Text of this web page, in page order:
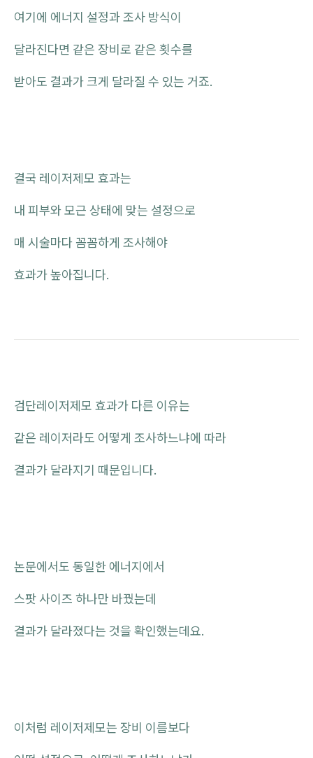
여기에 에너지 설정과 조사 방식이
달라진다면 같은 장비로 같은 횟수를
받아도 결과가 크게 달라질 수 있는 거죠.
결국 레이저제모 효과는
내 피부와 모근 상태에 맞는 설정으로
매 시술마다 꼼꼼하게 조사해야
효과가 높아집니다.
검단레이저제모 효과가 다른 이유는
같은 레이저라도 어떻게 조사하느냐에 따라
결과가 달라지기 때문입니다.
논문에서도 동일한 에너지에서
스팟 사이즈 하나만 바꿨는데
결과가 달라졌다는 것을 확인했는데요.
이처럼 레이저제모는 장비 이름보다